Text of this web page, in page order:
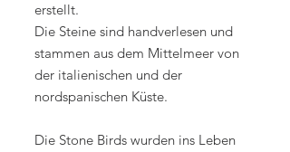
erstellt.
Die Steine sind handverlesen und
stammen aus dem Mittelmeer von
der italienischen und der
nordspanischen Küste.
Die Stone Birds wurden ins Leben